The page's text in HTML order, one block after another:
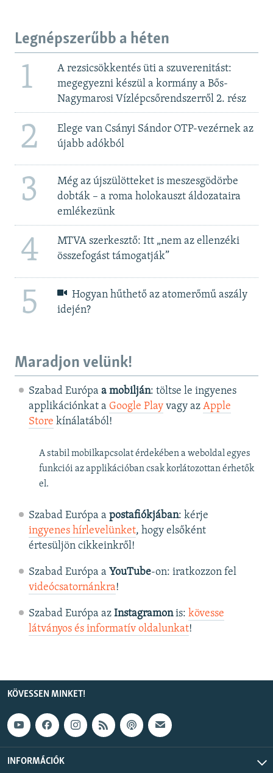
Legnépszerűbb a héten
1
A rezsicsökkentés üti a szuverenitást:
megegyezni készül a kormány a Bős-
Nagymarosi Vízlépcsőrendszerről 2. rész
2
Elege van Csányi Sándor OTP-vezérnek az
újabb adókból
3
Még az újszülötteket is meszesgödörbe
dobták – a roma holokauszt áldozataira
emlékezünk
4
MTVA szerkesztő: Itt „nem az ellenzéki
összefogást támogatják”
5
Hogyan hűthető az atomerőmű aszály
idején?
Maradjon velünk!
Szabad Európa a mobilján: töltse le ingyenes
applikációnkat a Google Playvagy az Apple
Store kínálatából!
A stabil mobilkapcsolat érdekében a weboldal egyes
funkciói az applikációban csak korlátozottan érhetők
el.
Szabad Európa a postafiókjában: kérje
ingyenes hírlevelünket, hogy elsőként
értesüljön cikkeinkről!
Szabad Európa a YouTube-on: iratkozzon fel
videócsatornánkra!
Szabad Európa az Instagramonis: kövesse
látványos és informatív oldalunkat! ​
KÖVESSEN MINKET!
INFORMÁCIÓK